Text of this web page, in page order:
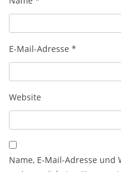
E-Mail-Adresse *
Website
Name, E-Mail-Adresse